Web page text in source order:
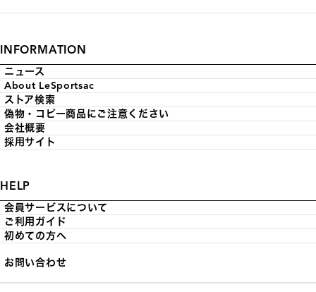
INFORMATION
ニュース
About LeSportsac
ストア検索
偽物・コピー商品にご注意ください
会社概要
採用サイト
HELP
会員サービスについて
ご利用ガイド
初めての方へ
お問い合わせ